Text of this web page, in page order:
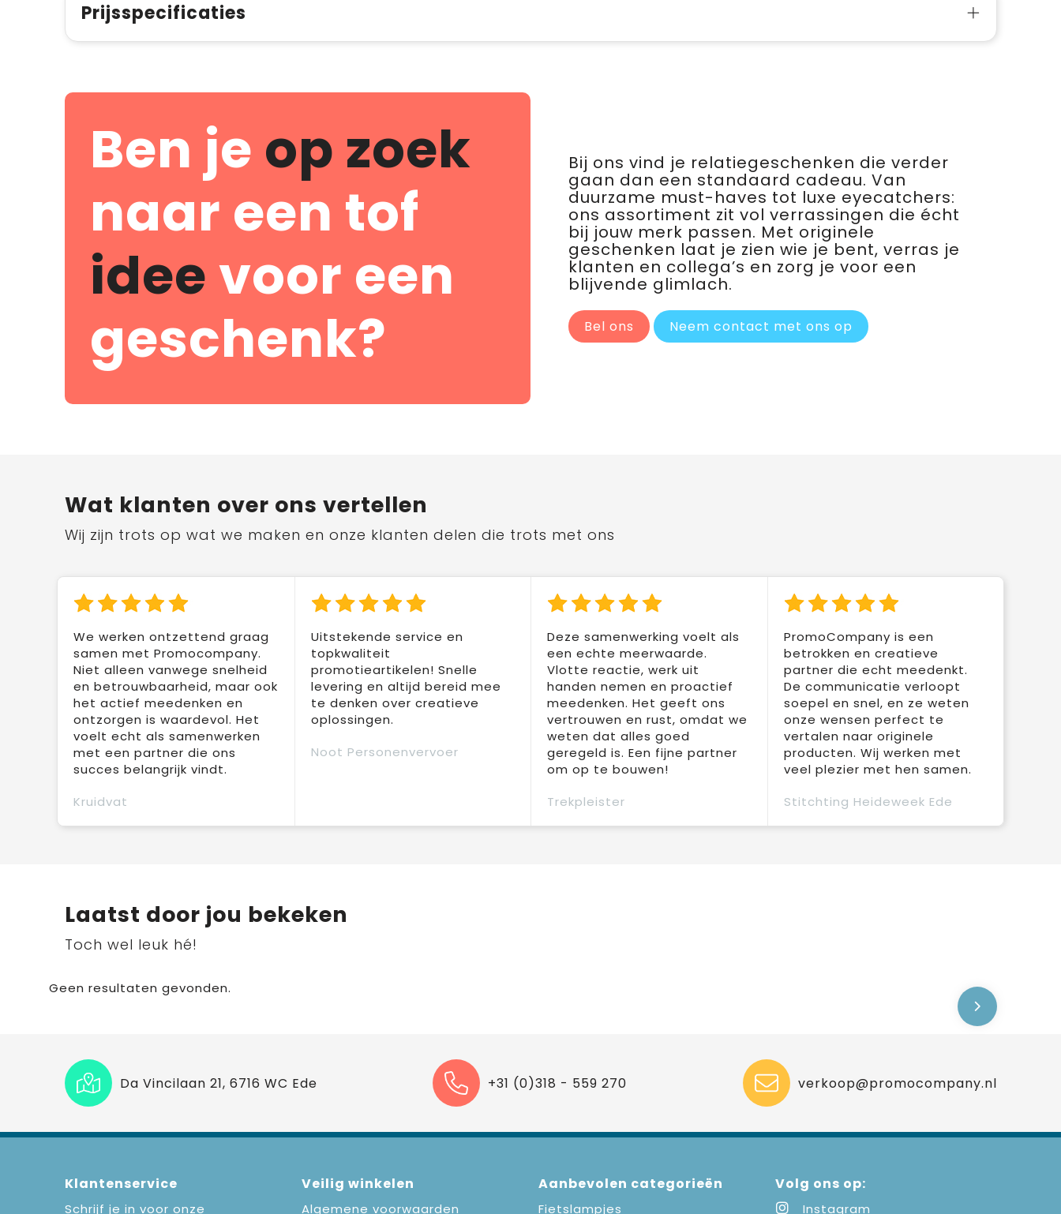
Prijsspecificaties
Ben je op zoek
naar een tof
ideevoor een
geschenk?
Bij ons vind je relatiegeschenken die verder
gaan dan een standaard cadeau. Van
duurzame must-haves tot luxe eyecatchers:
ons assortiment zit vol verrassingen die écht
bij jouw merk passen. Met originele
geschenken laat je zien wie je bent, verras je
klanten en collega’s en zorg je voor een
blijvende glimlach.
Bel ons Neem contact met ons op
Wat klanten over ons vertellen
Wij zijn trots op wat we maken en onze klanten delen die trots met ons
We werken ontzettend graag
samen met Promocompany.
Niet alleen vanwege snelheid
en betrouwbaarheid, maar ook
het actief meedenken en
ontzorgen is waardevol. Het
voelt echt als samenwerken
met een partner die ons
succes belangrijk vindt.
Kruidvat
Uitstekende service en
topkwaliteit
promotieartikelen! Snelle
levering en altijd bereid mee
te denken over creatieve
oplossingen.
Noot Personenvervoer
Deze samenwerking voelt als
een echte meerwaarde.
Vlotte reactie, werk uit
handen nemen en proactief
meedenken. Het geeft ons
vertrouwen en rust, omdat we
weten dat alles goed
geregeld is. Een fijne partner
om op te bouwen!
Trekpleister
PromoCompany is een
betrokken en creatieve
partner die echt meedenkt.
De communicatie verloopt
soepel en snel, en ze weten
onze wensen perfect te
vertalen naar originele
producten. Wij werken met
veel plezier met hen samen.
Stitchting Heideweek Ede
Laatst door jou bekeken
Toch wel leuk hé!
Geen resultaten gevonden.
Da Vincilaan 21, 6716 WC Ede +31 (0)318 - 559 270 verkoop@promocompany.nl
Klantenservice
Schrijf je in voor onze
Veilig winkelen
Algemene voorwaarden
Aanbevolen categorieën
Fietslampjes
Volg ons op:
Instagram